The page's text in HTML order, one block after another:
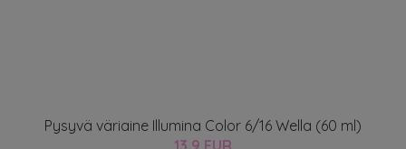
Pysyvä väriaine Illumina Color 6/16 Wella (60 ml)
13.9 EUR